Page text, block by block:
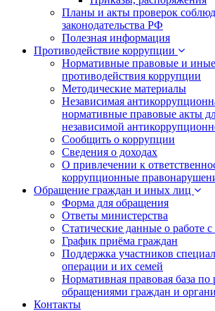
Планы и акты проверок
законодательства РФ
Полезная информация
Противодействие коррупции
Нормативные правовые и
противодействия коррупции
Методические материалы
Независимая
нормативные правовые акты
независимой
Сообщить о коррупции
Сведения о доходах
О привлечении к
коррупционные
Обращение граждан и иных лиц
Форма для обращения
Ответы министерства
Статические данные о работе
График приёма граждан
Поддержка участников
операции и их семей
Нормативная правовая база по
обращениями граждан и
Контакты